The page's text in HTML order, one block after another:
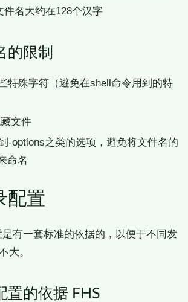
件名大约在128个汉字
的限制
特殊字符（避免在shell命令用到的特
文件
-options之类的选项，避免将文件名的
命名
配置
有一套标准的依据的，以便于不同发
大。
置的依据 FHS